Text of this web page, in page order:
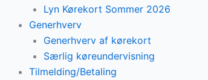
Lyn Kørekort Sommer 2026
Generhverv
Generhverv af kørekort
Særlig køreundervisning
Tilmelding/Betaling